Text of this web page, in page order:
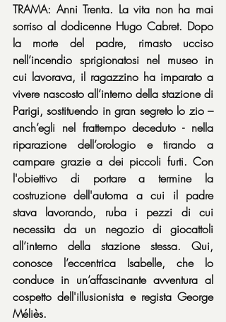
TRAMA: Anni Trenta. La vita non ha mai
sorriso al dodicenne Hugo Cabret. Dopo
la morte del padre, rimasto ucciso
nell’incendio sprigionatosi nel museo in
cui lavorava, il ragazzino ha imparato a
vivere nascosto all’interno della stazione di
Parigi, sostituendo in gran segreto lo zio –
anch’egli nel frattempo deceduto - nella
riparazione dell’orologio e tirando a
campare grazie a dei piccoli furti. Con
l'obiettivo di portare a termine la
costruzione dell'automa a cui il padre
stava lavorando, ruba i pezzi di cui
necessita da un negozio di giocattoli
all’interno della stazione stessa. Qui,
conosce l’eccentrica Isabelle, che lo
conduce in un’affascinante avventura al
cospetto dell'illusionista e regista George
Méliès.